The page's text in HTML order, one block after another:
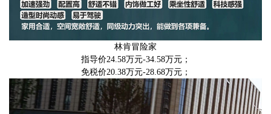
林肯冒险家
指导价24.58万元-34.58万元；
免税价20.38万元-28.68万元；